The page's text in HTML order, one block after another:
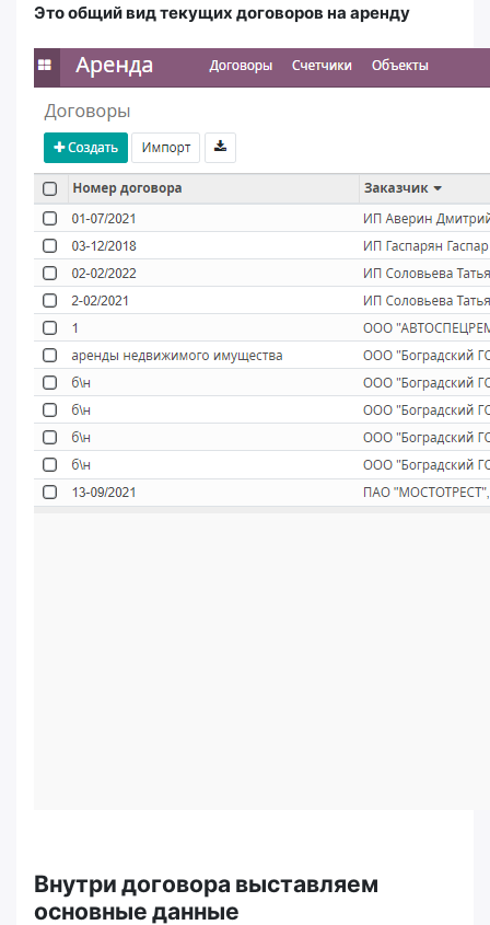
Это общий вид текущих договоров на аренду
Внутри договора выставляем
основные данные